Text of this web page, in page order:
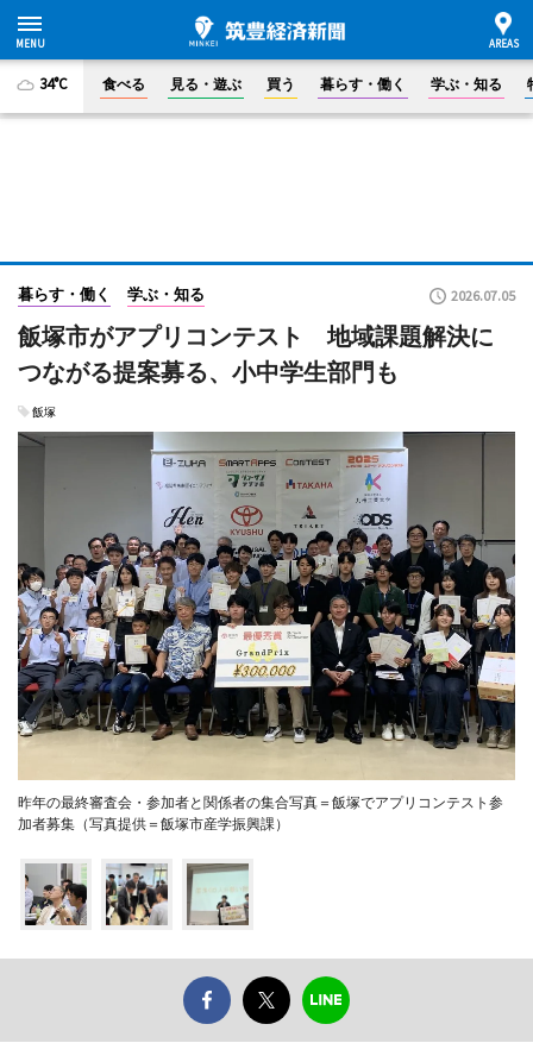
34°C 食べる 見る・遊ぶ 買う 暮らす・働く 学ぶ・知る
暮らす・働く 学ぶ・知る 2026.07.05
飯塚市がアプリコンテスト 地域課題解決に
つながる提案募る、小中学生部門も
飯塚
昨年の最終審査会・参加者と関係者の集合写真＝飯塚でアプリコンテスト参
加者募集（写真提供＝飯塚市産学振興課）